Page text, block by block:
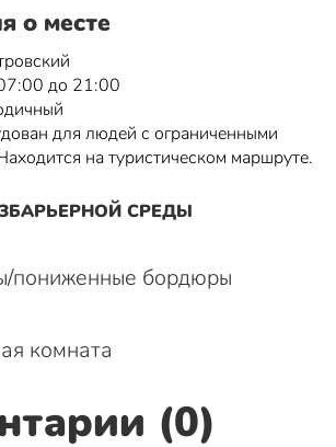
о месте
до 21:00
для людей с ограниченными
на туристическом маршруте.
СРЕДЫ
пониженные бордюры
комната
(0)